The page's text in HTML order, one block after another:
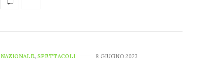
NAZIONALE, SPETTACOLI 8 GIUGNO 2023